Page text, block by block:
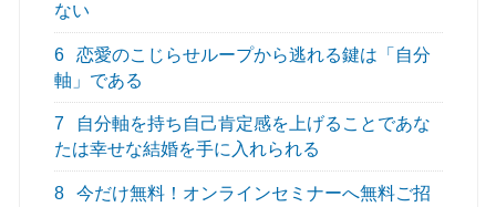
ない
6
恋愛のこじらせループから逃れる鍵は「自分
軸」である
7
自分軸を持ち自己肯定感を上げることであな
たは幸せな結婚を手に入れられる
8
今だけ無料！オンラインセミナーへ無料ご招